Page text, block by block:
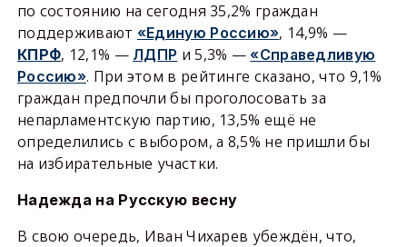
по состоянию на сегодня 35,2% граждан
поддерживают «Единую Россию», 14,9% —
КПРФ, 12,1% — ЛДПР и 5,3% —«Справедливую
Россию». При этом в рейтинге сказано, что 9,1%
граждан предпочли бы проголосовать за
непарламентскую партию, 13,5% ещё не
определились с выбором, а 8,5% не пришли бы
на избирательные участки.
Надежда на Русскую весну
В свою очередь, Иван Чихарев убеждён, что,